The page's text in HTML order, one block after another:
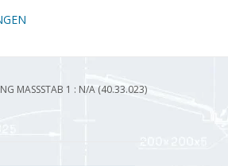
MASSSTAB 1 : N/A (40.33.023)